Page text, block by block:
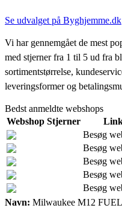
Se udvalget på Byghjemme.dk
Vi har gennemgået de mest
med stjerner fra 1 til 5 ud fra
sortimentstørrelse,
leveringsformer og
Bedst anmeldte webshops
Webshop Stjerner
Besøg
Besøg
Besøg
Besøg
Besøg
Navn: Milwaukee M12